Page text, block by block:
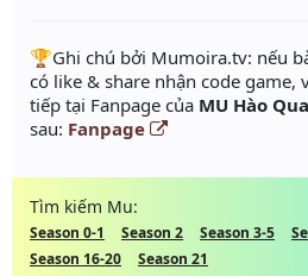
️🏆Ghi chú bởi Mumoira.tv: nếu
có like & share nhận code
tiếp tại Fanpage của MU Hào
sau: Fanpage
Tìm kiếm Mu:
Season 0-1 Season 2 Season 3-5
Season 16-20
Season 21